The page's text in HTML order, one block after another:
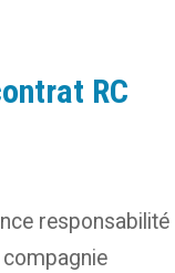
RC
responsabilité